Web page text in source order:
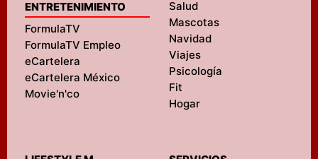
ENTRETENIMIENTO
FormulaTV
FormulaTV Empleo
eCartelera
eCartelera México
Movie'n'co
Salud
Mascotas
Navidad
Viajes
Psicología
Fit
Hogar